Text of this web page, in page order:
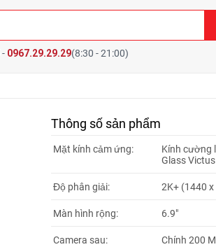
- 0967.29.29.29(8:30 - 21:00)
Thông số sản phẩm
Mặt kính cảm ứng:
Kính cường
Glass
Độ phân giải: 2K+ (1440
Màn hình rộng: 6.9"
Camera sau:
Chính 200